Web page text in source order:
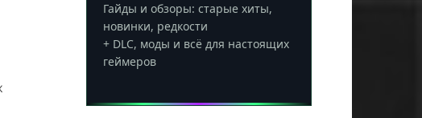
Гайды и обзоры: старые хиты,
новинки, редкости
+ DLC, моды и всё для настоящих
геймеров